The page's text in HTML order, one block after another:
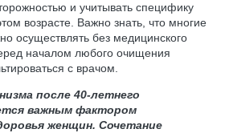
и учитывать специфику
возрасте. Важно знать, что многие
осуществлять без медицинского
началом любого очищения
с врачом.
после 40-летнего
важным фактором
женщин. Сочетание